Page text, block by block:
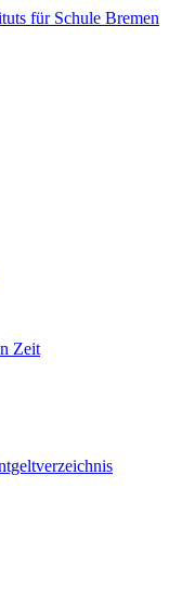
Zeit